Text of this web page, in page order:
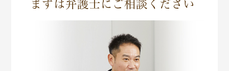
まずは弁護士に ご相談ください